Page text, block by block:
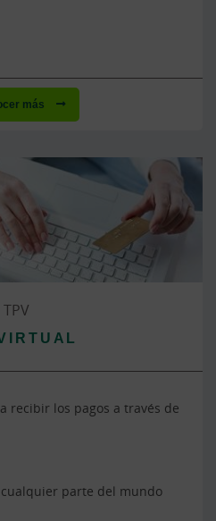
más
TPV
recibir los pagos a través de
parte del mundo